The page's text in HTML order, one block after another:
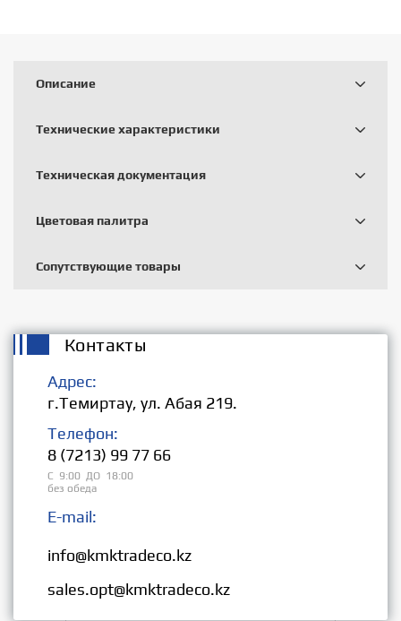
Описание
Технические характеристики
Техническая документация
Цветовая палитра
Сопутствующие товары
Контакты
Адрес:
г.Темиртау, ул. Абая 219.
Телефон:
8 (7213) 99 77 66
С 9:00 ДО 18:00
без обеда
E-mail:
info@kmktradeco.kz
sales.opt@kmktradeco.kz